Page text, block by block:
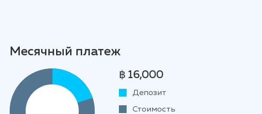
Месячный платеж
฿ 16,000
Депозит
Стоимость